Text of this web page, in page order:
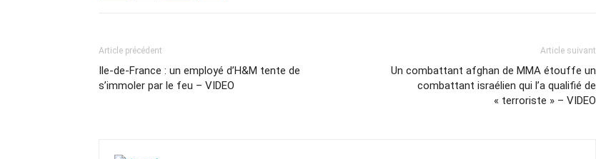
Article précédent
Ile-de-France : un employé d’H&M tente de
s’immoler par le feu – VIDEO
Article suivant
Un combattant afghan de MMA étouffe un
combattant israélien qui l’a qualifié de
« terroriste » – VIDEO